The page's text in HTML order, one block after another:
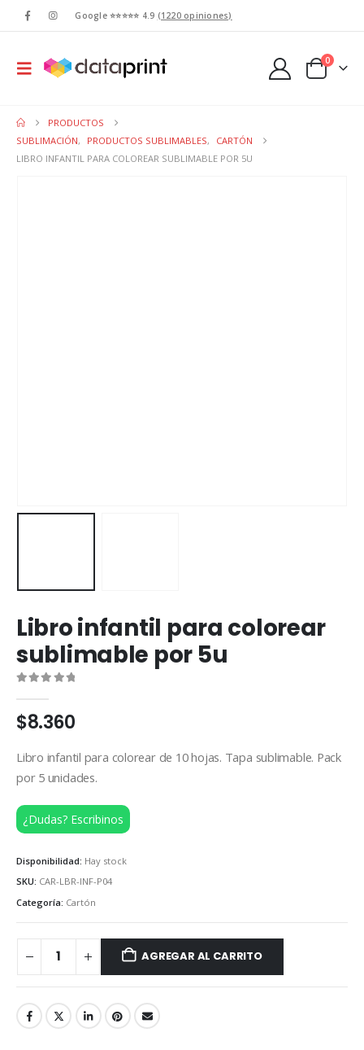
Google ⭐⭐⭐⭐⭐ 4.9 (1220 opiniones)
0
PRODUCTOS
SUBLIMACIÓN, PRODUCTOS SUBLIMABLES,
CARTÓN
LIBRO INFANTIL PARA COLOREAR SUBLIMABLE POR 5U
Libro infantil para colorear
sublimable por 5u
$8.360
Libro infantil para colorear de 10 hojas. Tapa sublimable. Pack
por 5 unidades.
¿Dudas? Escribinos
Disponibilidad: Hay stock
SKU: CAR-LBR-INF-P04
Categoría: Cartón
AGREGAR AL CARRITO